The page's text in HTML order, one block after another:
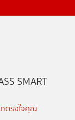
SMART
ตรงใจคุณ